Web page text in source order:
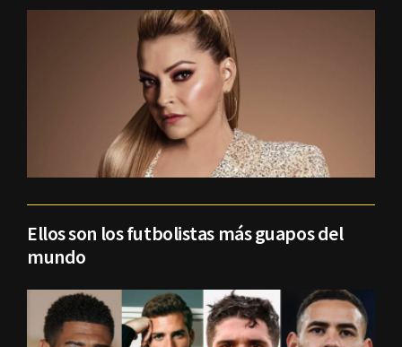
Ellos son los futbolistas más guapos del
mundo